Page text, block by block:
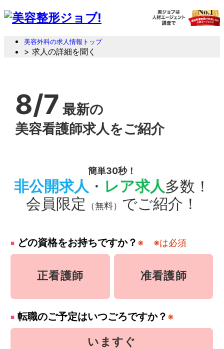
美容外科の求人情報トップ
> 求人の詳細を聞く
8/7 最新の
美容看護師求人をご紹介
簡単30秒！
非公開求人 ・ レア求人多数！
会員限定
（無料） でご紹介！
どの資格をお持ちですか？ ※ ※は必須
正看護師 准看護師
転職のご予定はいつごろですか？ ※
いますぐ